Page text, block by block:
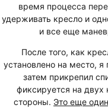
время процесса
удерживать кресло и
и все еще
После того, как
установлено на место,
затем прикрепил
фиксируется на
стороны. Это еще